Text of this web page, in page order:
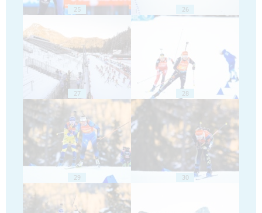
25 26
27 28
29 30